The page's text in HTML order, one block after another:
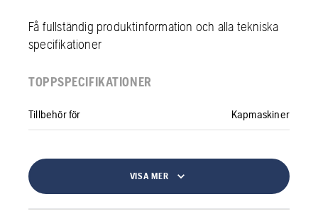
Få fullständig produktinformation och alla tekniska
specifikationer
TOPPSPECIFIKATIONER
Tillbehör för Kapmaskiner
VISA MER